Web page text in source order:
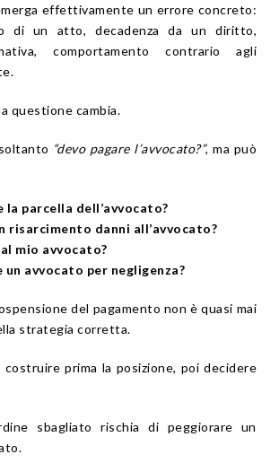
effettivamente un errore concreto:
di un atto, decadenza da un diritto,
comportamento contrario agli
questione cambia.
“devo pagare l’avvocato?”, ma può
parcella dell’avvocato?
risarcimento danni all’avvocato?
mio avvocato?
un avvocato per negligenza?
del pagamento non è quasi mai
strategia corretta.
costruire prima la posizione, poi decidere
sbagliato rischia di peggiorare un